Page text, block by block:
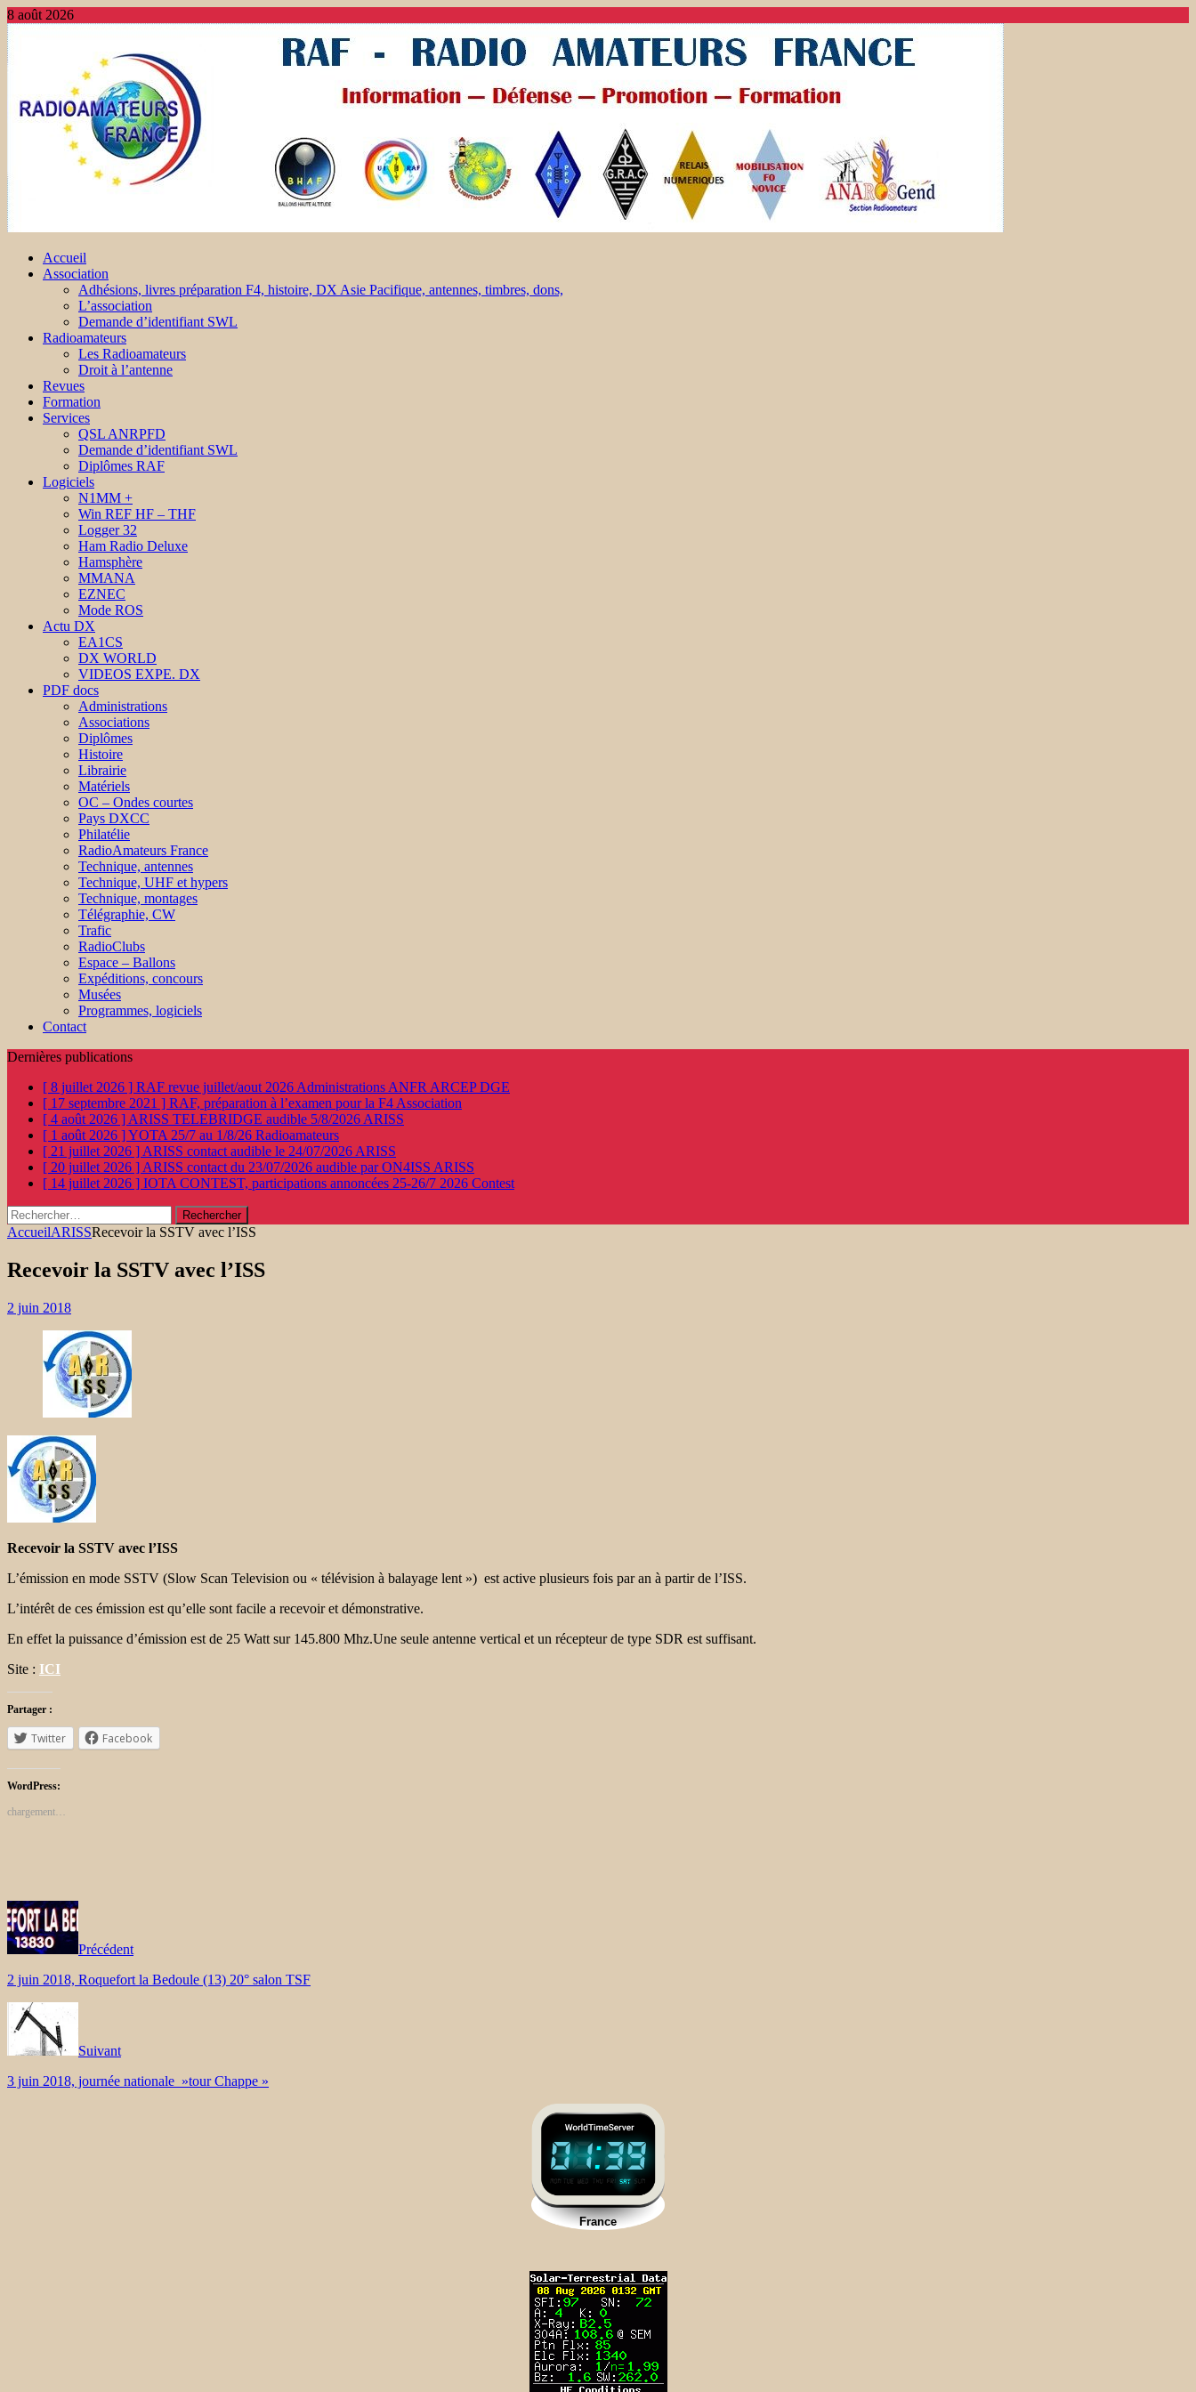
8 août 2026
Accueil
Association
Adhésions, livres préparation F4, histoire, DX Asie Pacifique, antennes, timbres, dons,
L’association
Demande d’identifiant SWL
Radioamateurs
Les Radioamateurs
Droit à l’antenne
Revues
Formation
Services
QSL ANRPFD
Demande d’identifiant SWL
Diplômes RAF
Logiciels
N1MM +
Win REF HF – THF
Logger 32
Ham Radio Deluxe
Hamsphère
MMANA
EZNEC
Mode ROS
Actu DX
EA1CS
DX WORLD
VIDEOS EXPE. DX
PDF docs
Administrations
Associations
Diplômes
Histoire
Librairie
Matériels
OC – Ondes courtes
Pays DXCC
Philatélie
RadioAmateurs France
Technique, antennes
Technique, UHF et hypers
Technique, montages
Télégraphie, CW
Trafic
RadioClubs
Espace – Ballons
Expéditions, concours
Musées
Programmes, logiciels
Contact
Dernières publications
[ 8 juillet 2026 ] RAF revue juillet/aout 2026 Administrations ANFR ARCEP DGE
[ 17 septembre 2021 ] RAF, préparation à l’examen pour la F4 Association
[ 4 août 2026 ] ARISS TELEBRIDGE audible 5/8/2026 ARISS
[ 1 août 2026 ]YOTA 25/7 au 1/8/26 Radioamateurs
[ 21 juillet 2026 ] ARISS contact audible le 24/07/2026 ARISS
[ 20 juillet 2026 ] ARISS contact du 23/07/2026 audible par ON4ISS ARISS
[ 14 juillet 2026 ] IOTA CONTEST, participations annoncées 25-26/7 2026 Contest
Rechercher :
AccueilARISSRecevoir la SSTV avec l’ISS
Recevoir la SSTV avec l’ISS
2 juin 2018
Recevoir la SSTV avec l’ISS
L’émission en mode SSTV (Slow Scan Television ou « télévision à balayage lent ») est active plusieurs fois par an à partir de l’ISS.
L’intérêt de ces émission est qu’elle sont facile a recevoir et démonstrative.
En effet la puissance d’émission est de 25 Watt sur 145.800 Mhz.Une seule antenne vertical et un récepteur de type SDR est suffisant.
Site : ICI
Partager :
Twitter Facebook
WordPress:
chargement…
Précédent
2 juin 2018, Roquefort la Bedoule (13) 20° salon TSF
Suivant
3 juin 2018, journée nationale »tour Chappe »